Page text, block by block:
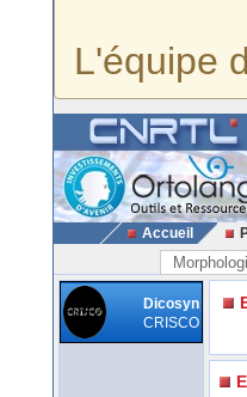
L'équipe
Accueil
Dicosyn
CRISCO